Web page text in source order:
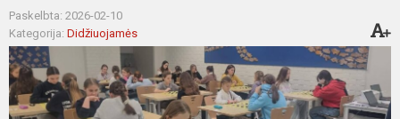
Paskelbta: 2026-02-10
Kategorija: Didžiuojamės